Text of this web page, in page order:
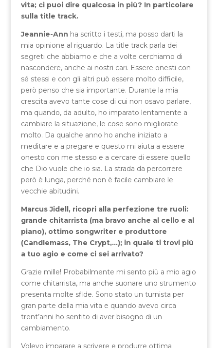
vita; ci puoi dire qualcosa in più? In particolare
sulla title track.
Jeannie-Ann ha scritto i testi, ma posso darti la
mia opinione al riguardo. La title track parla dei
segreti che abbiamo e che a volte cerchiamo di
nascondere, anche ai nostri cari. Essere onesti con
sé stessi e con gli altri può essere molto difficile,
però penso che sia importante. Durante la mia
crescita avevo tante cose di cui non osavo parlare,
ma quando, da adulto, ho imparato lentamente a
cambiare la situazione, le cose sono migliorate
molto. Da qualche anno ho anche iniziato a
meditare e a pregare e questo mi aiuta a essere
onesto con me stesso e a cercare di essere quello
che Dio vuole che io sia. La strada da percorrere
però è lunga, perché non è facile cambiare le
vecchie abitudini.
Marcus Jidell, ricopri alla perfezione tre ruoli:
grande chitarrista (ma bravo anche al cello e al
piano), ottimo songwriter e produttore
(Candlemass, The Crypt,…); in quale ti trovi più
a tuo agio e come ci sei arrivato?
Grazie mille! Probabilmente mi sento più a mio agio
come chitarrista, ma anche suonare uno strumento
presenta molte sfide. Sono stato un turnista per
gran parte della mia vita e quando avevo circa
trent’anni ho sentito di aver bisogno di un
cambiamento.
Volevo imparare a scrivere e produrre ottima